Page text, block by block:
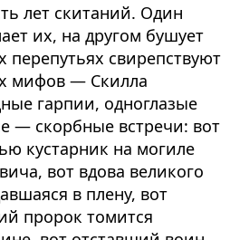
лет скитаний. Один
их, на другом бушует
перепутьях свирепствуют
мифов — Скилла
гарпии, одноглазые
— скорбные встречи: вот
кустарник на могиле
вот вдова великого
в плену, вот
пророк томится